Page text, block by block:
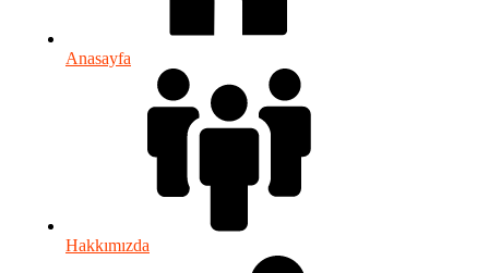
Anasayfa
Hakkımızda